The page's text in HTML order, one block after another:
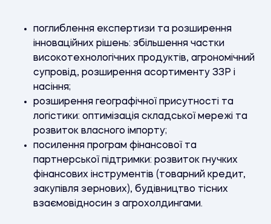
поглиблення експертизи та розширення
інноваційних рішень: збільшення частки
високотехнологічних продуктів, агрономічний
супровід, розширення асортименту ЗЗР і
насіння;
розширення географічної присутності та
логістики: оптимізація складської мережі та
розвиток власного імпорту;
посилення програм фінансової та
партнерської підтримки: розвиток гнучких
фінансових інструментів (товарний кредит,
закупівля зернових), будівництво тісних
взаємовідносин з агрохолдингами.